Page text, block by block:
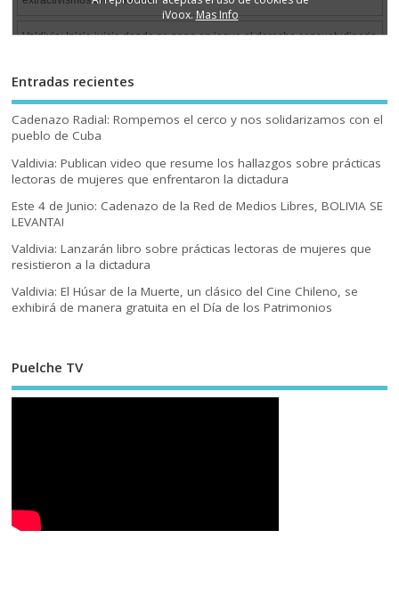
Entradas recientes
Cadenazo Radial: Rompemos el cerco y nos solidarizamos con el
pueblo de Cuba
Valdivia: Publican video que resume los hallazgos sobre prácticas
lectoras de mujeres que enfrentaron la dictadura
Este 4 de Junio: Cadenazo de la Red de Medios Libres, BOLIVIA SE
LEVANTA!
Valdivia: Lanzarán libro sobre prácticas lectoras de mujeres que
resistieron a la dictadura
Valdivia: El Húsar de la Muerte, un clásico del Cine Chileno, se
exhibirá de manera gratuita en el Día de los Patrimonios
Puelche TV